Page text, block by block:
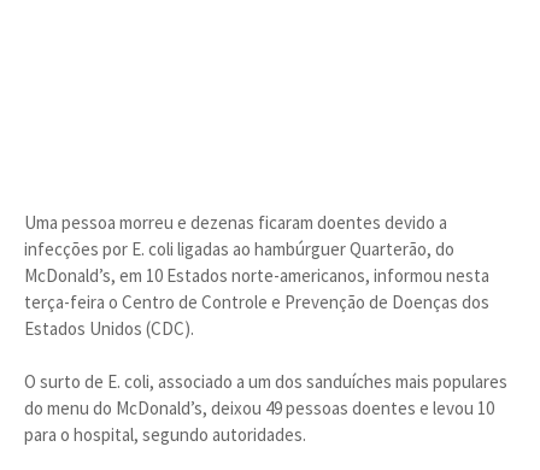
Uma pessoa morreu e dezenas ficaram doentes devido a
infecções por E. coli ligadas ao hambúrguer Quarterão, do
McDonald’s, em 10 Estados norte-americanos, informou nesta
terça-feira o Centro de Controle e Prevenção de Doenças dos
Estados Unidos (CDC).
O surto de E. coli, associado a um dos sanduíches mais populares
do menu do McDonald’s, deixou 49 pessoas doentes e levou 10
para o hospital, segundo autoridades.